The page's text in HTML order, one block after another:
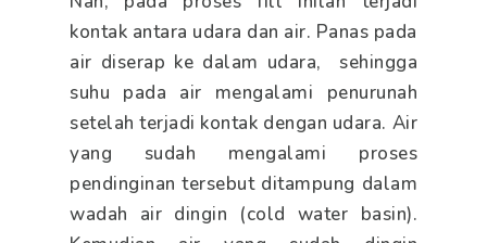
kontak antara udara dan air. Panas pada
air diserap ke dalam udara, sehingga
suhu pada air mengalami penurunah
setelah terjadi kontak dengan udara. Air
yang sudah mengalami proses
pendinginan tersebut ditampung dalam
wadah air dingin (cold water basin).